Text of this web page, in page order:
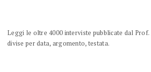
Leggi le oltre 4000 interviste pubblicate dal
divise per data, argomento, testata.